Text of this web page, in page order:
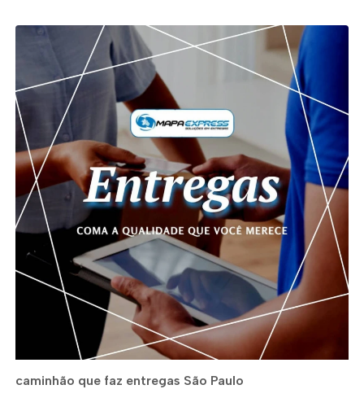
caminhão que faz entregas São Paulo